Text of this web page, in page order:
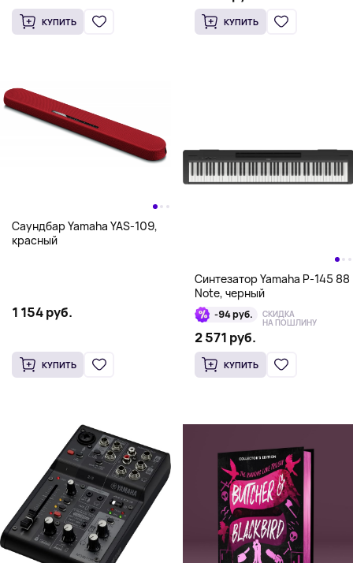
КУПИТЬ КУПИТЬ
Саундбар Yamaha YAS-109,
красный
1 154 руб.
КУПИТЬ
Синтезатор Yamaha P-145 88
Note, черный
-94 руб. СКИДКА
НА ПОШЛИНУ
2 571 руб.
КУПИТЬ